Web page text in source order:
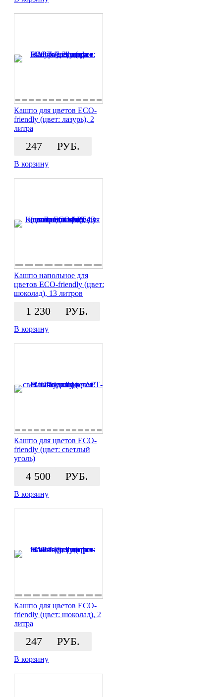
Кашпо для цветов ECO-
friendly (цвет: лазурь), 2
литра
247 РУБ.
В корзину
Кашпо напольное для
цветов ECO-friendly (цвет:
шоколад), 13 литров
1 230 РУБ.
В корзину
Кашпо для цветов ECO-
friendly (цвет: светлый
уголь)
4 500 РУБ.
В корзину
Кашпо для цветов ECO-
friendly (цвет: шоколад), 2
литра
247 РУБ.
В корзину